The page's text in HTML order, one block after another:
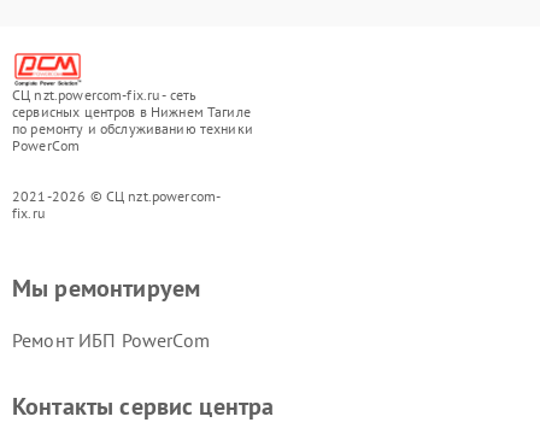
СЦ nzt.powercom-fix.ru - сеть
сервисных центров в Нижнем Тагиле
по ремонту и обслуживанию техники
PowerCom
2021-2026 © СЦ nzt.powercom-
fix.ru
Мы ремонтируем
Ремонт ИБП PowerCom
Контакты сервис центра